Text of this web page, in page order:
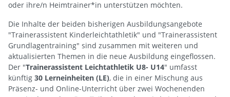
oder ihre/n Heimtrainer*in unterstützen möchten.
Die Inhalte der beiden bisherigen Ausbildungsangebote
"Trainerassistent Kinderleichtathletik" und "Trainerassistent
Grundlagentraining" sind zusammen mit weiteren und
aktualisierten Themen in die neue Ausbildung eingeflossen.
Der "Trainerassistent Leichtathletik U8- U14" umfasst
künftig 30 Lerneinheiten (LE), die in einer Mischung aus
Präsenz- und Online-Unterricht über zwei Wochenenden